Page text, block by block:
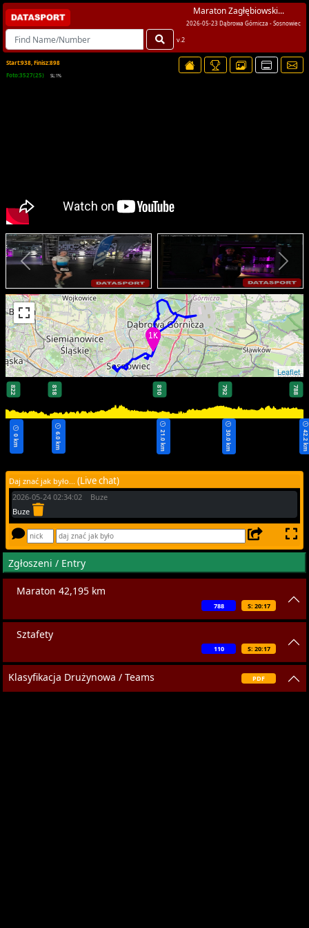
Maraton Zagłębiowski...
2026-05-23 Dąbrowa Górnicza - Sosnowiec
v.2
Start:938, Finisz:898
Foto:3527(25)
SL:1%
Leaflet
0 km
822 818
6.0 km
810
21.0 km
792
30.0 km
788
Daj znać jak było... (Live chat)
2026-05-24 02:34:02 Buze
Buze
Zgłoszeni / Entry
Maraton 42,195 km
S: 20:17
788
Sztafety
S: 20:17
110
Klasyfikacja Drużynowa / Teams PDF